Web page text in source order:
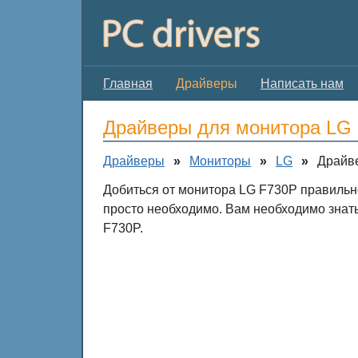
Главная Драйверы Написать нам
Драйверы для монитора LG
Драйверы » Мониторы » LG »
Добиться от монитора LG F730P
просто необходимо. Вам необходимо
F730P.